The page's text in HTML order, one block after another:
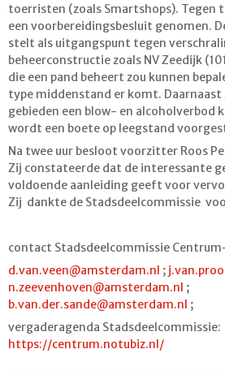
toerristen (zoals Smartshops). Tegen
een voorbereidingsbesluit genomen.
stelt als uitgangspunt tegen
beheerconstructie zoals NV Zeedijk
die een pand beheert zou kunnen
type middenstand er komt. Daarnaast
gebieden een blow- en alcoholverbod
wordt een boete op leegstand
Na twee uur besloot voorzitter Roos
Zij constateerde dat de interessante
voldoende aanleiding geeft voor
Zij dankte de Stadsdeelcommissie
contact Stadsdeelcommissie
d.van.veen@amsterdam.nl ;
n.zeevenhoven@amsterdam.nl ;
b.van.der.sande@amsterdam.nl ;
vergaderagenda Stadsdeelcommissie:
https://centrum.notubiz.nl/